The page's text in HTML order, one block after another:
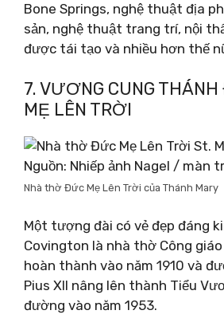
Bone Springs, nghệ thuật địa
sản, nghệ thuật trang trí, nội
được tái tạo và nhiều hơn thế
7. VƯƠNG CUNG
MẸ LÊN TRỜI
Nguồn: Nhiếp ảnh Nagel / màn
Nhà thờ Đức Mẹ Lên Trời của Thánh Mary
Một tượng đài có vẻ đẹp đáng
Covington là nhà thờ Công
hoàn thành vào năm 1910 và
Pius XII nâng lên thành Tiểu
đường vào năm 1953.